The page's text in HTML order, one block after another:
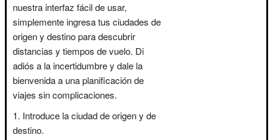
nuestra interfaz fácil de usar,
simplemente ingresa tus ciudades de
origen y destino para descubrir
distancias y tiempos de vuelo. Di
adiós a la incertidumbre y dale la
bienvenida a una planificación de
viajes sin complicaciones.
Introduce la ciudad de origen y de
destino.